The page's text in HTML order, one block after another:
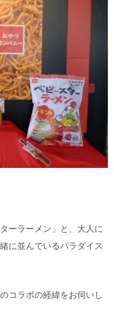
ーラーメン」と、大人に
に並んでいるパラダイス
コラボの経緯をお伺いし